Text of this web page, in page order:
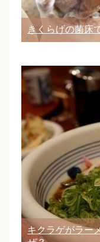
きくらげの菌床
キクラゲがラー